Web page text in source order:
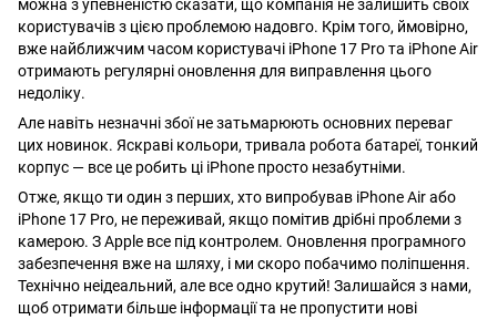
можна з упевненістю сказати, що компанія не залишить своїх
користувачів з цією проблемою надовго. Крім того, ймовірно,
вже найближчим часом користувачі iPhone 17 Pro та iPhone Air
отримають регулярні оновлення для виправлення цього
недоліку.
Але навіть незначні збої не затьмарюють основних переваг
цих новинок. Яскраві кольори, тривала робота батареї, тонкий
корпус — все це робить ці iPhone просто незабутніми.
Отже, якщо ти один з перших, хто випробував iPhone Air або
iPhone 17 Pro, не переживай, якщо помітив дрібні проблеми з
камерою. З Apple все під контролем. Оновлення програмного
забезпечення вже на шляху, і ми скоро побачимо поліпшення.
Технічно неідеальний, але все одно крутий! Залишайся з нами,
щоб отримати більше інформації та не пропустити нові